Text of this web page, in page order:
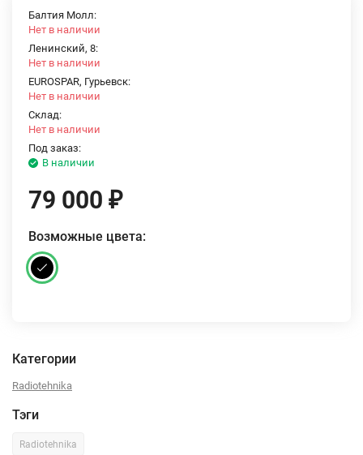
Балтия Молл:
Нет в наличии
Ленинский, 8:
Нет в наличии
EUROSPAR, Гурьевск:
Нет в наличии
Склад:
Нет в наличии
Под заказ:
В наличии
79 000 ₽
Возможные цвета:
Категории
Radiotehnika
Тэги
Radiotehnika